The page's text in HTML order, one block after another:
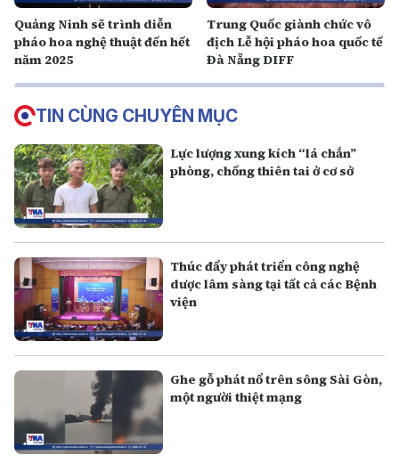
Quảng Ninh sẽ trình diễn
pháo hoa nghệ thuật đến hết
năm 2025
Trung Quốc giành chức vô
địch Lễ hội pháo hoa quốc tế
Đà Nẵng DIFF
TIN CÙNG CHUYÊN MỤC
Lực lượng xung kích “lá chắn”
phòng, chống thiên tai ở cơ sở
Thúc đẩy phát triển công nghệ
dược lâm sàng tại tất cả các Bệnh
viện
Ghe gỗ phát nổ trên sông Sài Gòn,
một người thiệt mạng